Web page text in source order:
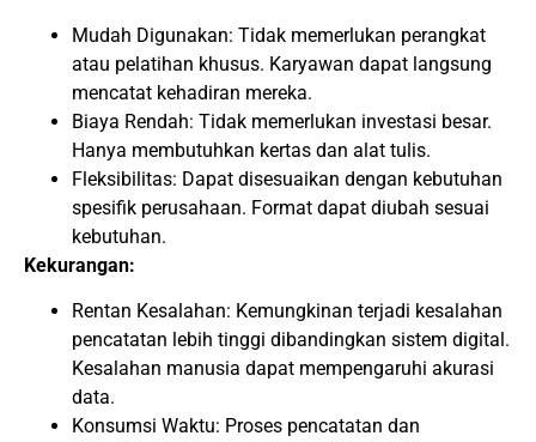
Mudah Digunakan: Tidak memerlukan perangkat
atau pelatihan khusus. Karyawan dapat langsung
mencatat kehadiran mereka.
Biaya Rendah: Tidak memerlukan investasi besar.
Hanya membutuhkan kertas dan alat tulis.
Fleksibilitas: Dapat disesuaikan dengan kebutuhan
spesifik perusahaan. Format dapat diubah sesuai
kebutuhan.
Kekurangan:
Rentan Kesalahan: Kemungkinan terjadi kesalahan
pencatatan lebih tinggi dibandingkan sistem digital.
Kesalahan manusia dapat mempengaruhi akurasi
data.
Konsumsi Waktu: Proses pencatatan dan